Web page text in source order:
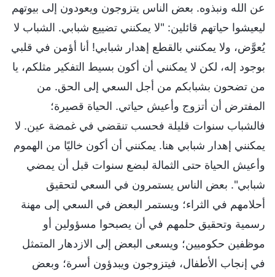
عن الله ونبذوه. بعض الناس يتزوجون ويعودون إلى بيوتهم
ليعيشوا حياتهم قائلين: "لا يمكنني تضييع شبابي. الشباب لا
يُعوَّض، ولا يمكنني بالقطع إهدار شبابي! أنا أؤمن في قلبي
بوجود إله، لكن لا يمكنني أن أكون بسيط التفكير مثلكم، يا
من تضحون بشبابكم من أجل السعي إلى الحق. من
المفترض أن أتزوج وأعيش حياتي. الحياة قصيرة؛
فالشباب سنوات قليلة فحسب تنقضي في غمضة عين. لا
يمكنني إهدار شبابي هنا. يمكنني أن أكون خاليًا من الهموم
وأعيش الحياة حتى الثمالة لبضع سنوات قبل أن يمضي
شبابي". بعض الناس يستمرون في السعي لتحقيق
أحلامهم في الثراء؛ ويستمر البعض في السعي إلى مهنة
رسمية وتحقيق حلمهم في أن يصبحوا مسؤولين أو
موظفين حكوميين؛ ويسعى البعض إلى الازدهار المتمثل
في إنجاب الأطفال، فيتزوجون ويبدؤون أسرة؛ وبعض